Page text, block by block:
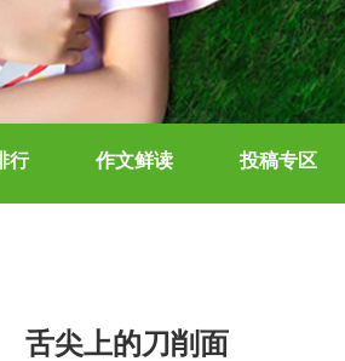
行 作文鲜读 投稿专区
舌尖上的刀削面